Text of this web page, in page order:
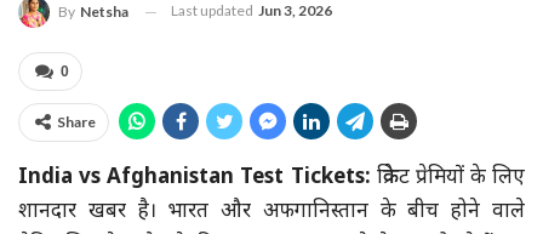
By Netsha Last updated Jun 3, 2026
0
Share
India vs Afghanistan Test Tickets: क्रिकेट प्रेमियों के लिए
शानदार खबर है। भारत और अफगानिस्तान के बीच होने वाले